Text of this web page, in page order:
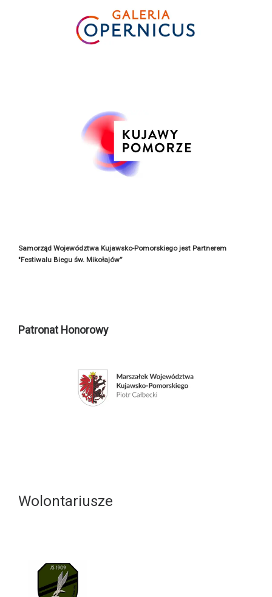
Samorząd Województwa Kujawsko-Pomorskiego jest Partnerem
"Festiwalu Biegu św. Mikołajów”
Patronat Honorowy
Wolontariusze